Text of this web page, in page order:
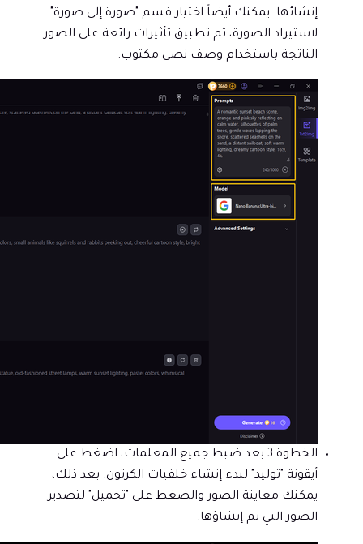
إنشائها. يمكنك أيضاً اختيار قسم "صورة إلى صورة"
لاستيراد الصورة، ثم تطبيق تأثيرات رائعة على الصور
الناتجة باستخدام وصف نصي مكتوب.
الخطوة 3.
بعد ضبط جميع المعلمات، اضغط على
أيقونة "توليد" لبدء إنشاء خلفيات الكرتون. بعد ذلك،
يمكنك معاينة الصور والضغط على "تحميل" لتصدير
الصور التي تم إنشاؤها.